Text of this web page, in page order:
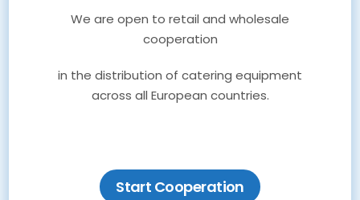
We are open to retail and wholesale
cooperation
in the distribution of catering equipment
across all European countries.
Start Cooperation